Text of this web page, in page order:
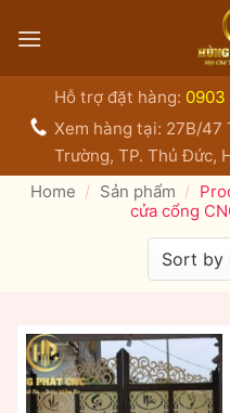
qua
Hỗ trợ đặt hàng: 0903
Xem hàng tại: 27B/47
Trường, TP. Thủ Đức,
Home / Sản phẩm /
cửa cổng